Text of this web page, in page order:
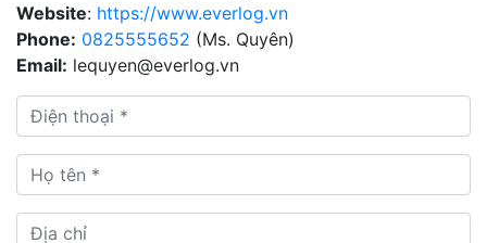
Website: https://www.everlog.vn
Phone: 0825555652 (Ms. Quyên)
Email: lequyen@everlog.vn